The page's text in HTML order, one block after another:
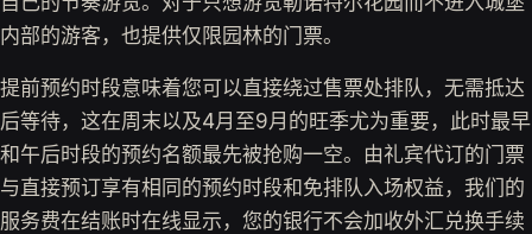
内部的游客，也提供仅限园林的门票。
提前预约时段意味着您可以直接绕过售票处排队，无需抵达
后等待，这在周末以及4月至9月的旺季尤为重要，此时最早
和午后时段的预约名额最先被抢购一空。由礼宾代订的门票
与直接预订享有相同的预约时段和免排队入场权益，我们的
服务费在结账时在线显示，您的银行不会加收外汇兑换手续